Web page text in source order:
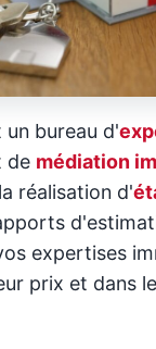
un bureau d'
de médiation
réalisation d'
expertises
prix et dans